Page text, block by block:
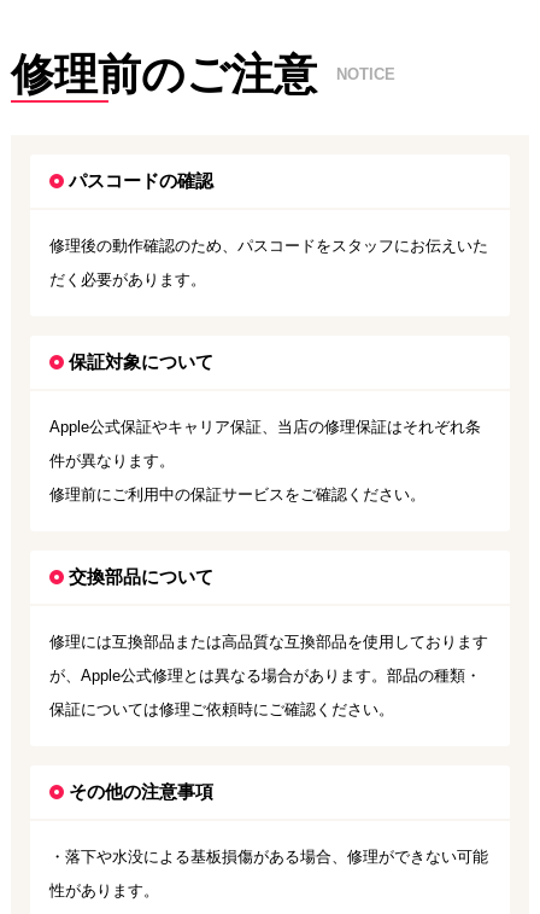
修理前のご注意 NOTICE
パスコードの確認
修理後の動作確認のため、パスコードをスタッフにお伝えいた
だく必要があります。
保証対象について
Apple公式保証やキャリア保証、当店の修理保証はそれぞれ条
件が異なります。
修理前にご利用中の保証サービスをご確認ください。
交換部品について
修理には互換部品または高品質な互換部品を使用しております
が、Apple公式修理とは異なる場合があります。部品の種類・
保証については修理ご依頼時にご確認ください。
その他の注意事項
・落下や水没による基板損傷がある場合、修理ができない可能
性があります。